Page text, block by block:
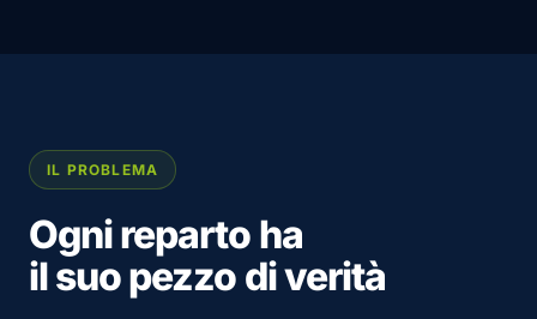
IL PROBLEMA
Ogni reparto ha
il suo pezzo di verità